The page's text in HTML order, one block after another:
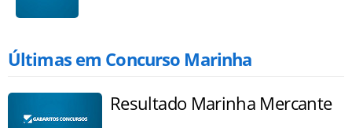
Últimas em Concurso Marinha
Resultado Marinha Mercante